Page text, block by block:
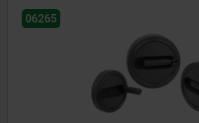
06265